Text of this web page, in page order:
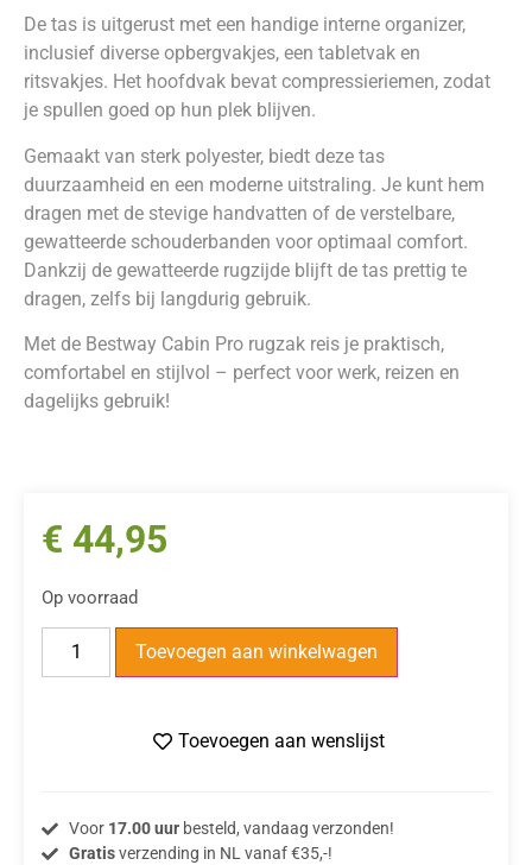
De tas is uitgerust met een handige interne organizer,
inclusief diverse opbergvakjes, een tabletvak en
ritsvakjes. Het hoofdvak bevat compressieriemen, zodat
je spullen goed op hun plek blijven.
Gemaakt van sterk polyester, biedt deze tas
duurzaamheid en een moderne uitstraling. Je kunt hem
dragen met de stevige handvatten of de verstelbare,
gewatteerde schouderbanden voor optimaal comfort.
Dankzij de gewatteerde rugzijde blijft de tas prettig te
dragen, zelfs bij langdurig gebruik.
Met de Bestway Cabin Pro rugzak reis je praktisch,
comfortabel en stijlvol – perfect voor werk, reizen en
dagelijks gebruik!
€ 44,95
Op voorraad
Toevoegen aan winkelwagen
Toevoegen aan wenslijst
Voor 17.00 uurbesteld, vandaag verzonden!
Gratisverzending in NL vanaf €35,-!